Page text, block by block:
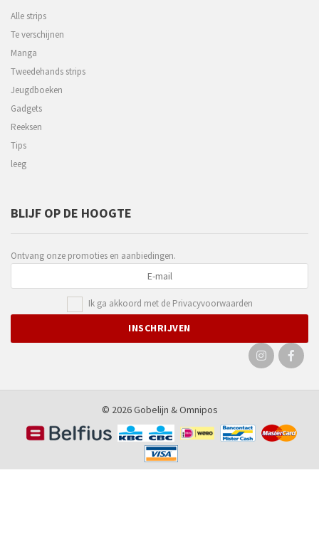
Alle strips
Te verschijnen
Manga
Tweedehands strips
Jeugdboeken
Gadgets
Reeksen
Tips
leeg
BLIJF OP DE HOOGTE
Ontvang onze promoties en aanbiedingen.
Ik ga akkoord met de Privacyvoorwaarden
© 2026 Gobelijn &Omnipos